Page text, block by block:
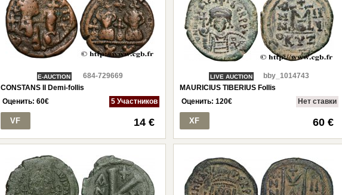
E-AUCTION
684-729669
CONSTANS II Demi-follis
Оценить:60€ 5 Участников
VF 14 €
LIVE AUCTION
bby_1014743
MAURICIUS TIBERIUS Follis
Оценить:120€ Нет ставки
XF 60 €